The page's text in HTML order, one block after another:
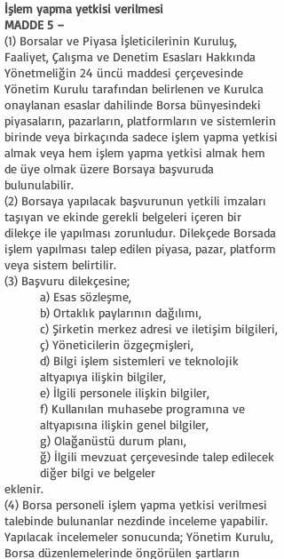
İşlem yapma yetkisi verilmesi
MADDE 5 –
(1) Borsalar ve Piyasa İşleticilerinin Kuruluş,
Faaliyet, Çalışma ve Denetim Esasları Hakkında
Yönetmeliğin 24 üncü maddesi çerçevesinde
Yönetim Kurulu tarafından belirlenen ve Kurulca
onaylanan esaslar dahilinde Borsa bünyesindeki
piyasaların, pazarların, platformların ve sistemlerin
birinde veya birkaçında sadece işlem yapma yetkisi
almak veya hem işlem yapma yetkisi almak hem
de üye olmak üzere Borsaya başvuruda
bulunulabilir.
(2) Borsaya yapılacak başvurunun yetkili imzaları
taşıyan ve ekinde gerekli belgeleri içeren bir
dilekçe ile yapılması zorunludur. Dilekçede Borsada
işlem yapılması talep edilen piyasa, pazar, platform
veya sistem belirtilir.
(3) Başvuru dilekçesine;
a) Esas sözleşme,
b) Ortaklık paylarının dağılımı,
c) Şirketin merkez adresi ve iletişim bilgileri,
ç) Yöneticilerin özgeçmişleri,
d) Bilgi işlem sistemleri ve teknolojik
altyapıya ilişkin bilgiler,
e) İlgili personele ilişkin bilgiler,
f) Kullanılan muhasebe programına ve
altyapısına ilişkin genel bilgiler,
g) Olağanüstü durum planı,
ğ) İlgili mevzuat çerçevesinde talep edilecek
diğer bilgi ve belgeler
eklenir.
(4) Borsa personeli işlem yapma yetkisi verilmesi
talebinde bulunanlar nezdinde inceleme yapabilir.
Yapılacak incelemeler sonucunda; Yönetim Kurulu,
Borsa düzenlemelerinde öngörülen şartların